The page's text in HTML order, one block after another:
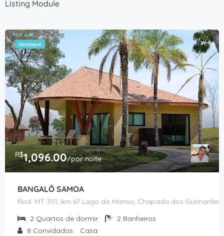
Listing Module
Destaque
R$1,096.00/por noite
BANGALÔ SAMOA
Rod. MT 351, km 67 Lago do Manso, Chapada dos Guimarães
2 Quartos de dormir 2 Banheiros
8 Convidados Casa